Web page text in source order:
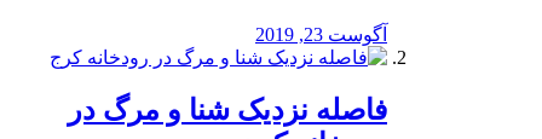
آگوست 23, 2019
️فاصله نزدیک شنا و مرگ در